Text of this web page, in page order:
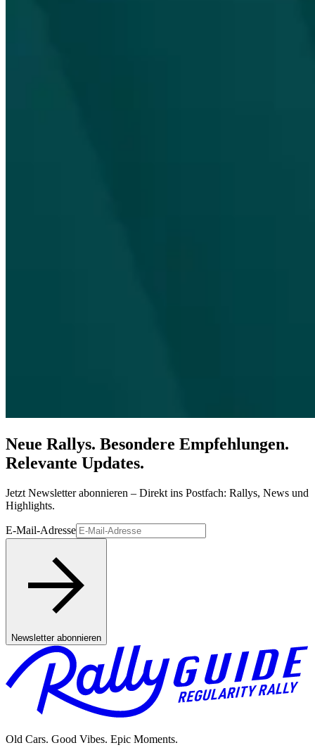
Neue Rallys. Besondere Empfehlungen.
Relevante Updates.
Jetzt Newsletter abonnieren – Direkt ins Postfach: Rallys, News und
Highlights.
E-Mail-Adresse
Newsletter abonnieren
Old Cars. Good Vibes. Epic Moments.